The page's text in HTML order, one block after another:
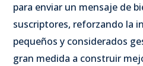
para enviar un mensaje de
suscriptores, reforzando la
pequeños y considerados
gran medida a construir